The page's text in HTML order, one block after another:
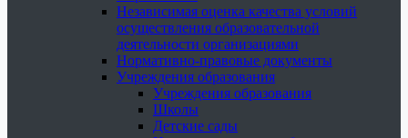
Независимая оценка качества условий
осуществления образовательной
деятельности организациями
Нормативно-правовые документы
Учреждения образования
Учреждения образования
Школы
Детские сады